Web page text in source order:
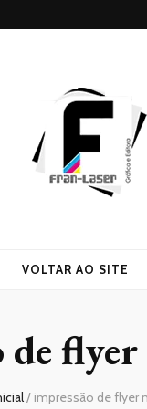
VOLTAR AO SITE
de
/ impressão de flyer